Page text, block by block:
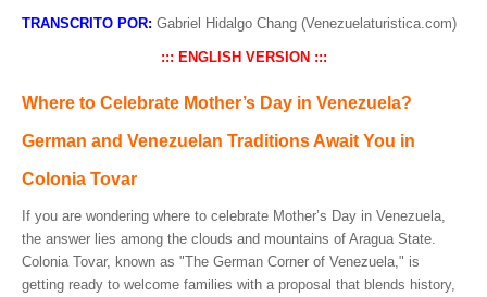
TRANSCRITO POR: Gabriel Hidalgo Chang (Venezuelaturistica.com)
::: ENGLISH VERSION :::
Where to Celebrate Mother’s Day in Venezuela?
German and Venezuelan Traditions Await You in
Colonia Tovar
If you are wondering where to celebrate Mother’s Day in Venezuela,
the answer lies among the clouds and mountains of Aragua State.
Colonia Tovar, known as "The German Corner of Venezuela," is
getting ready to welcome families with a proposal that blends history,